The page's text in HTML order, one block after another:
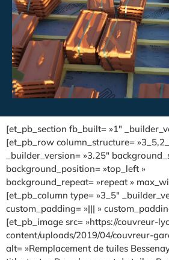
[et_pb_section fb_built= »1″
[et_pb_row column_structure=
_builder_version= »3.25″
background_position= »top_left »
background_repeat= »repeat »
[et_pb_column type= »3_5″
custom_padding= »||| »
[et_pb_image src= »https://couvreur-
content/uploads/2019/04/couvreur-
alt= »Remplacement de tuiles